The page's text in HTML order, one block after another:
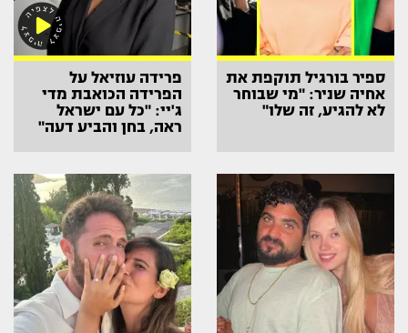
ספיר בורגיל תוקפת את
אחיה שניר: "מי שבוחר
לא להגיע, זה שלו"
פרידה עוזיאל על
הפרידה הכואבת מדי
ג'יי: "כל עם ישראל
ראה, בחן והביע דעה"